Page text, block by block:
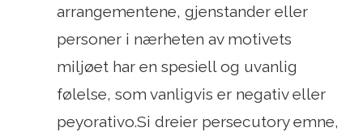
arrangementene, gjenstander eller
personer i nærheten av motivets
miljøet har en spesiell og uvanlig
følelse, som vanligvis er negativ eller
peyorativo.Si dreier persecutory emne,